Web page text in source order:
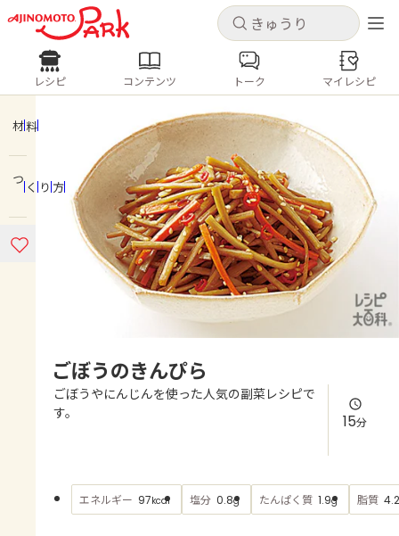
キャンセル
ログインするとレシピを保存できます
ログイン 新規登録
ホーム
コンテンツ
よくあるお問い合わせ
AJINOMOTO PARK とは
キャンセル
レシピ コンテンツ
人気の食材・レシピ
きゅうり なす トマト
とうもろこし
ピーマン
みょうが ゴーヤ
レシピ コンテンツ トーク マイレシピ
材料
つくり方
ごぼうのきんぴら
ごぼうやにんじんを使った人気の副菜レシピで
す。
15分
エネルギー 97kcal 塩分 0.8g たんぱく質 1.9g 脂質 4.2